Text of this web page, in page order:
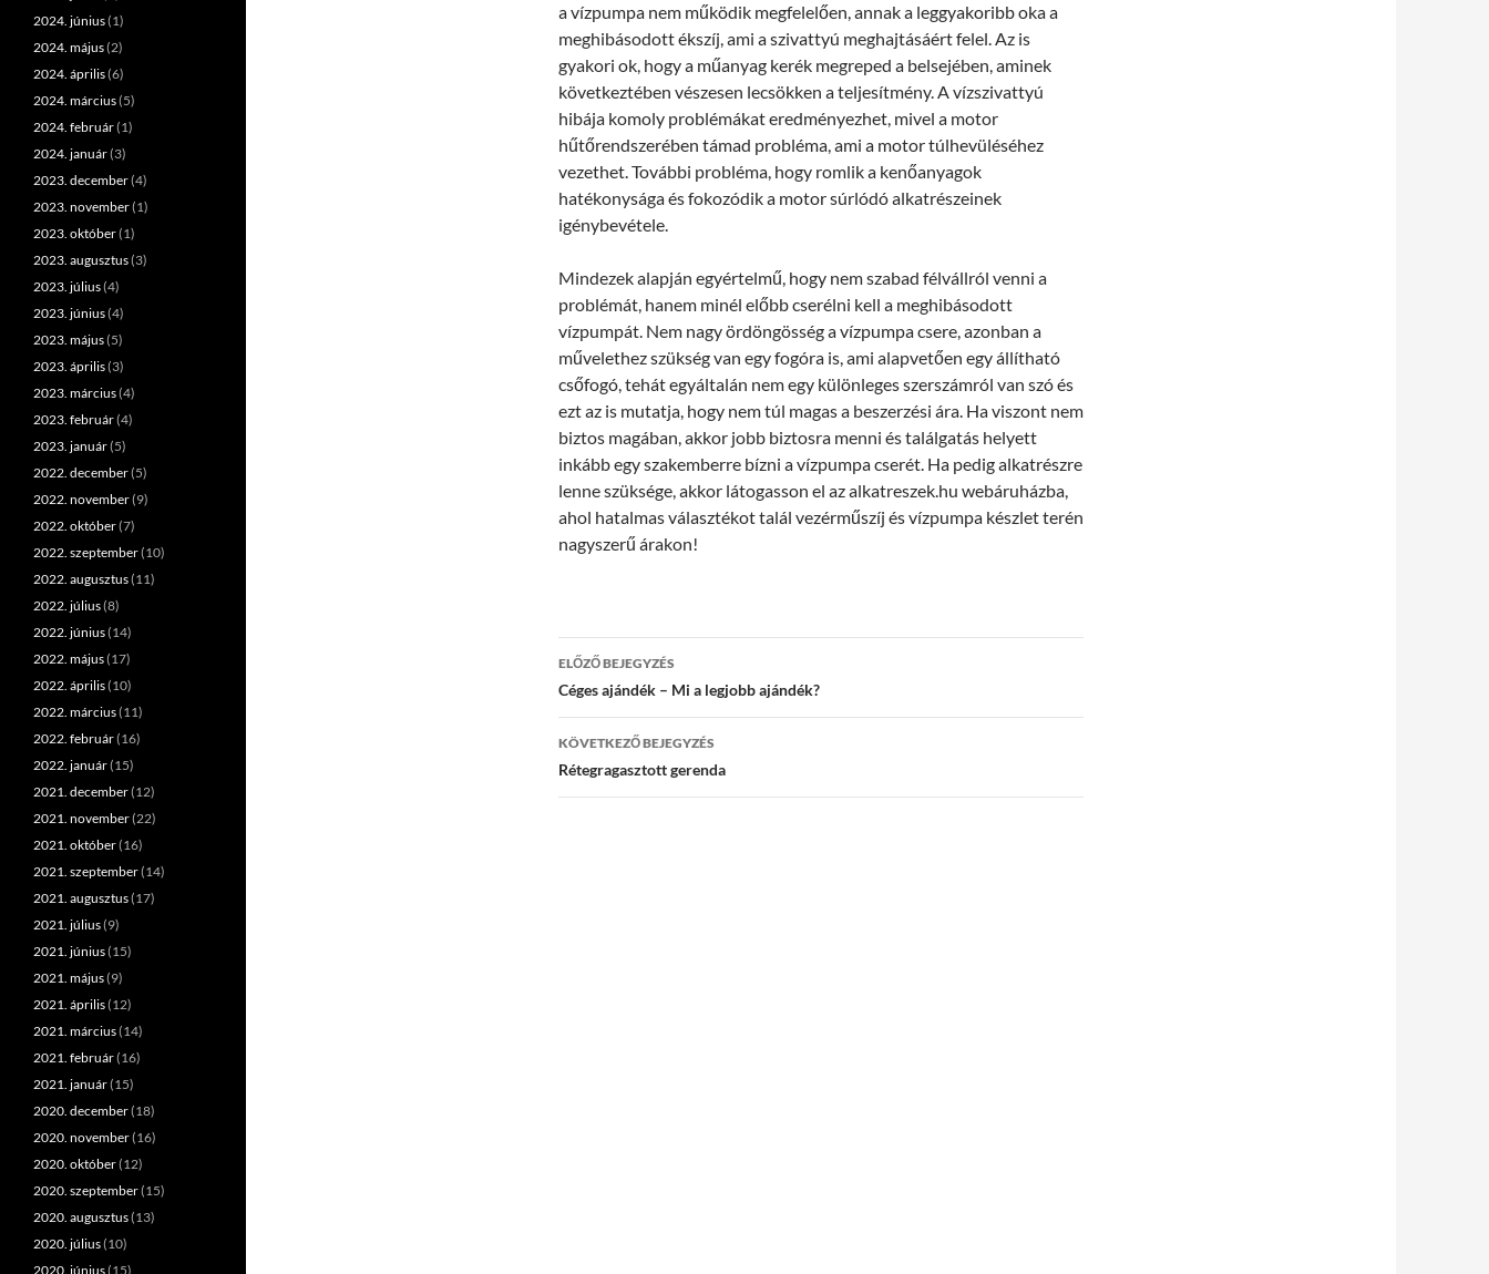
a vízpumpa nem működik megfelelően, annak a leggyakoribb oka a
meghibásodott ékszíj, ami a szivattyú meghajtásáért felel. Az is
gyakori ok, hogy a műanyag kerék megreped a belsejében, aminek
következtében vészesen lecsökken a teljesítmény. A vízszivattyú
hibája komoly problémákat eredményezhet, mivel a motor
hűtőrendszerében támad probléma, ami a motor túlhevüléséhez
vezethet. További probléma, hogy romlik a kenőanyagok
hatékonysága és fokozódik a motor súrlódó alkatrészeinek
igénybevétele.
Mindezek alapján egyértelmű, hogy nem szabad félvállról venni a
problémát, hanem minél előbb cserélni kell a meghibásodott
vízpumpát. Nem nagy ördöngösség a vízpumpa csere, azonban a
művelethez szükség van egy fogóra is, ami alapvetően egy állítható
csőfogó, tehát egyáltalán nem egy különleges szerszámról van szó és
ezt az is mutatja, hogy nem túl magas a beszerzési ára. Ha viszont nem
biztos magában, akkor jobb biztosra menni és találgatás helyett
inkább egy szakemberre bízni a vízpumpa cserét. Ha pedig alkatrészre
lenne szüksége, akkor látogasson el az alkatreszek.hu webáruházba,
ahol hatalmas választékot talál vezérműszíj és vízpumpa készlet terén
nagyszerű árakon!
Bejegyzés
navigáció
ELŐZŐ BEJEGYZÉS
Céges ajándék – Mi a legjobb ajándék?
KÖVETKEZŐ BEJEGYZÉS
Rétegragasztott gerenda
2024. június(1)
2024. május(2)
2024. április(6)
2024. március(5)
2024. február(1)
2024. január(3)
2023. december(4)
2023. november(1)
2023. október(1)
2023. augusztus(3)
2023. július(4)
2023. június(4)
2023. május(5)
2023. április(3)
2023. március(4)
2023. február(4)
2023. január(5)
2022. december(5)
2022. november(9)
2022. október(7)
2022. szeptember(10)
2022. augusztus(11)
2022. július(8)
2022. június(14)
2022. május(17)
2022. április(10)
2022. március(11)
2022. február(16)
2022. január(15)
2021. december(12)
2021. november(22)
2021. október(16)
2021. szeptember(14)
2021. augusztus(17)
2021. július(9)
2021. június(15)
2021. május(9)
2021. április(12)
2021. március(14)
2021. február(16)
2021. január(15)
2020. december(18)
2020. november(16)
2020. október(12)
2020. szeptember(15)
2020. augusztus(13)
2020. július(10)
2020. június(15)